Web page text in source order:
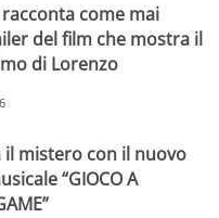
come mai
del film che mostra il
di Lorenzo
il mistero con il nuovo
“GIOCO A